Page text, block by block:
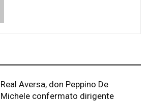
Real Aversa, don Peppino De
Michele confermato dirigente